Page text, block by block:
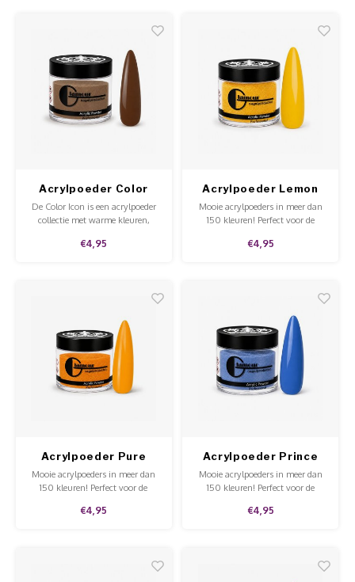
Acrylpoeder Color
Icon Warm Sweater
De Color Icon is een acrylpoeder
collectie met warme kleuren,
€4,95
Acrylpoeder Lemon
Mooie acrylpoeders in meer dan
150 kleuren! Perfect voor de
gebruik in de salon. Goede
€4,95
Acrylpoeder Pure
Yellow
Mooie acrylpoeders in meer dan
150 kleuren! Perfect voor de
gebruik in de salon. Goede
€4,95
Acrylpoeder Prince
Charming
Mooie acrylpoeders in meer dan
150 kleuren! Perfect voor de
gebruik in de salon. Goede
€4,95